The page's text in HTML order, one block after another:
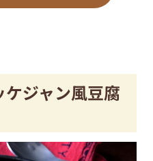
ジャン風豆腐